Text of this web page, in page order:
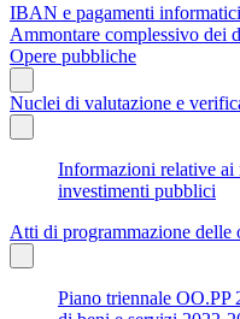
IBAN e pagamenti informatici
Ammontare complessivo dei
Opere pubbliche
Nuclei di valutazione e
Informazioni relative ai
investimenti pubblici
Atti di programmazione delle
Piano triennale OO.PP